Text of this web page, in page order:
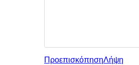
ΠροεπισκόπησηΛήψη